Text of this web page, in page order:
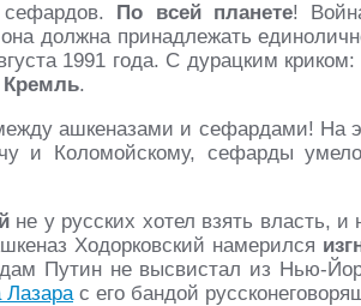
По всей планете!
должна принадлежать
1991 года. С дурацким
Кремль.
ашкеназами и сефардами! На
и Коломойскому, сефарды
не у русских хотел взять власть, и
Ходорковский намерился
Путин не высвистал из Нью-
Лазарас его бандой